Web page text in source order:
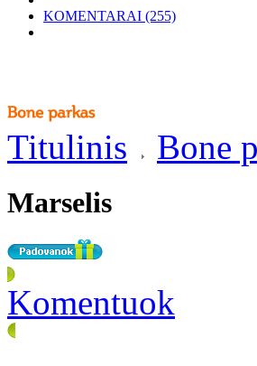
KOMENTARAI (255)
Titulinis Bone
Marselis
Komentuok